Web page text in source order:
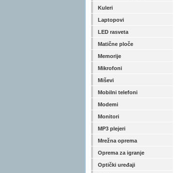
Kuleri
Laptopovi
LED rasveta
Matične ploče
Memorije
Mikrofoni
Miševi
Mobilni telefoni
Modemi
Monitori
MP3 plejeri
Mrežna oprema
Oprema za igranje
Optički uređaji